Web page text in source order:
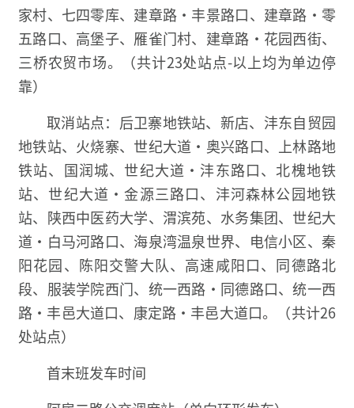
家村、七四零库、建章路·丰景路口、建章路·零
五路口、高堡子、雁雀门村、建章路·花园西街、
三桥农贸市场。（共计23处站点-以上均为单边停
靠）
取消站点：后卫寨地铁站、新店、沣东自贸园
地铁站、火烧寨、世纪大道·奥兴路口、上林路地
铁站、国润城、世纪大道·沣东路口、北槐地铁
站、世纪大道·金源三路口、沣河森林公园地铁
站、陕西中医药大学、渭滨苑、水务集团、世纪大
道·白马河路口、海泉湾温泉世界、电信小区、秦
阳花园、陈阳交警大队、高速咸阳口、同德路北
段、服装学院西门、统一西路·同德路口、统一西
路·丰邑大道口、康定路·丰邑大道口。（共计26
处站点）
首末班发车时间